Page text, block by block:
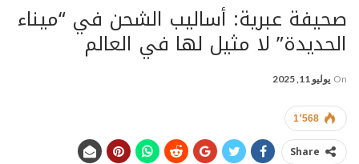
صحيفة عبرية: أساليب الشحن في “ميناء
الحديدة” لا مثيل لها في العالم
On يوليو 11, 2025
1٬568
Share